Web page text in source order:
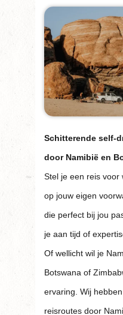
Schitterende self-
door Namibië en
Stel je een reis voor
op jouw eigen
die perfect bij jou
je aan tijd of
Of wellicht wil je
Botswana of
ervaring. Wij
reisroutes door